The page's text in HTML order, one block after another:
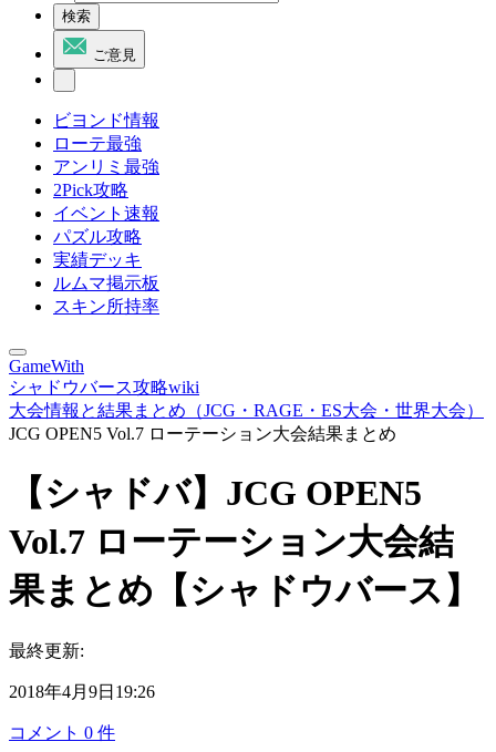
検索
ご意見
ビヨンド情報
ローテ最強
アンリミ最強
2Pick攻略
イベント速報
パズル攻略
実績デッキ
ルムマ掲示板
スキン所持率
GameWith
シャドウバース攻略wiki
大会情報と結果まとめ（JCG・RAGE・ES大会・世界大会）
JCG OPEN5 Vol.7 ローテーション大会結果まとめ
【シャドバ】JCG OPEN5
Vol.7 ローテーション大会結
果まとめ【シャドウバース】
最終更新:
2018年4月9日19:26
コメント 0 件